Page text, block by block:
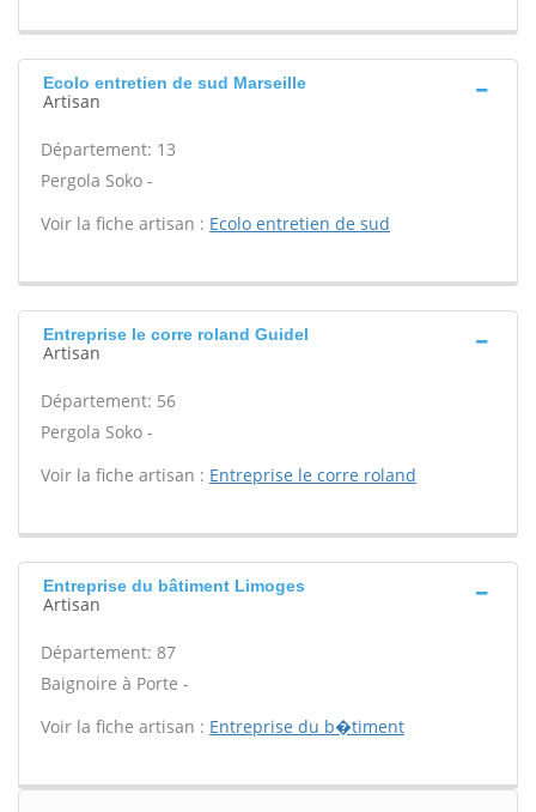
Ecolo entretien de sud Marseille
Artisan
Département: 13
Pergola Soko -
Voir la fiche artisan : Ecolo entretien de sud
Entreprise le corre roland Guidel
Artisan
Département: 56
Pergola Soko -
Voir la fiche artisan : Entreprise le corre roland
Entreprise du bâtiment Limoges
Artisan
Département: 87
Baignoire à Porte -
Voir la fiche artisan : Entreprise du b�timent